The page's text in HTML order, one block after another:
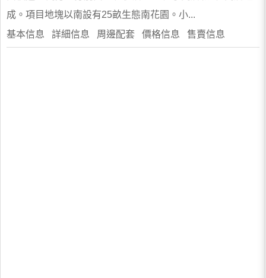
成。項目地塊以南設有25畝生態南花園。小...
基本信息 詳細信息 周邊配套 價格信息 售賣信息